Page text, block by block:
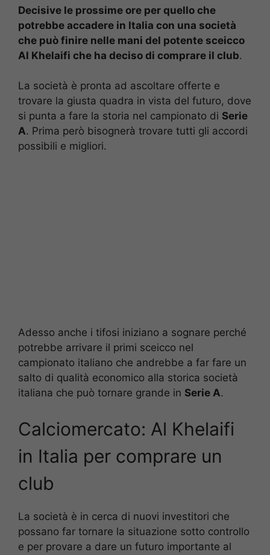
Decisive le prossime ore per quello che
potrebbe accadere in Italia con una società
che può finire nelle mani del potente sceicco
Al Khelaifi che ha deciso di comprare il club.
La società è pronta ad ascoltare offerte e
trovare la giusta quadra in vista del futuro, dove
si punta a fare la storia nel campionato di Serie
A. Prima però bisognerà trovare tutti gli accordi
possibili e migliori.
Adesso anche i tifosi iniziano a sognare perché
potrebbe arrivare il primi sceicco nel
campionato italiano che andrebbe a far fare un
salto di qualità economico alla storica società
italiana che può tornare grande in Serie A.
Calciomercato: Al Khelaifi
in Italia per comprare un
club
La società è in cerca di nuovi investitori che
possano far tornare la situazione sotto controllo
e per provare a dare un futuro importante al